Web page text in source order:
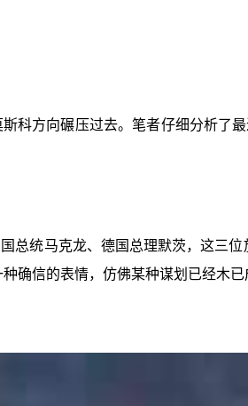
科方向碾压过去。笔者仔细分析了
总统马克龙、德国总理默茨，这三
确信的表情，仿佛某种谋划已经木已